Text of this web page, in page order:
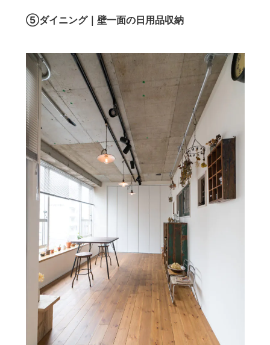
⑤ダイニング｜壁一面の日用品収納